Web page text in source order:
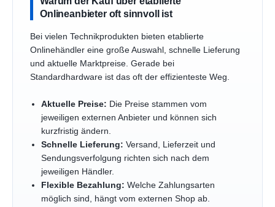
Onlineanbieter oft sinnvoll ist
Bei vielen Technikprodukten bieten etablierte
Onlinehändler eine große Auswahl, schnelle Lieferung
und aktuelle Marktpreise. Gerade bei
Standardhardware ist das oft der effizienteste Weg.
Aktuelle Preise: Die Preise stammen vom
jeweiligen externen Anbieter und können sich
kurzfristig ändern.
Schnelle Lieferung: Versand, Lieferzeit und
Sendungsverfolgung richten sich nach dem
jeweiligen Händler.
Flexible Bezahlung: Welche Zahlungsarten
möglich sind, hängt vom externen Shop ab.